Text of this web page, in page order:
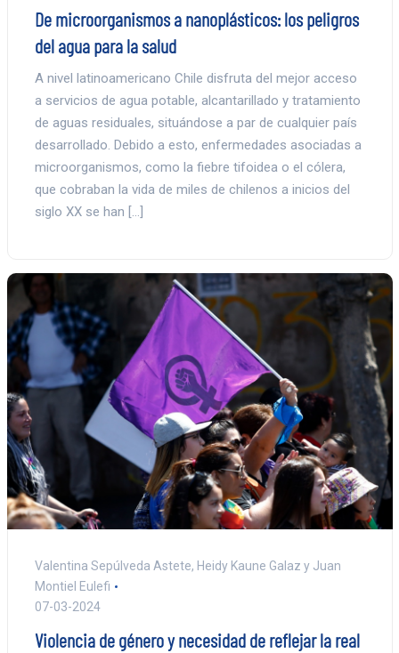
De microorganismos a nanoplásticos: los peligros
del agua para la salud
A nivel latinoamericano Chile disfruta del mejor acceso
a servicios de agua potable, alcantarillado y tratamiento
de aguas residuales, situándose a par de cualquier país
desarrollado. Debido a esto, enfermedades asociadas a
microorganismos, como la fiebre tifoidea o el cólera,
que cobraban la vida de miles de chilenos a inicios del
siglo XX se han […]
Valentina Sepúlveda Astete, Heidy Kaune Galaz y Juan
Montiel Eulefi
07-03-2024
Violencia de género y necesidad de reflejar la real